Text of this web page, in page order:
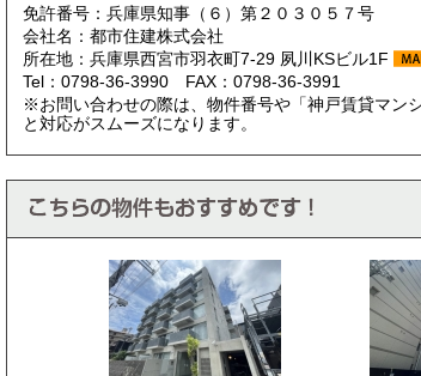
免許番号：兵庫県知事（６）第２０３０５７号
会社名：都市住建株式会社
所在地：兵庫県西宮市羽衣町7-29 夙川KSビル1F
Tel：0798-36-3990 FAX：0798-36-3991
※お問い合わせの際は、物件番号や「神戸賃貸マン
と対応がスムーズになります。